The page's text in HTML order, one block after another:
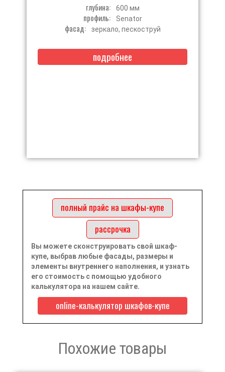
глубина: 600 мм
профиль: Senator
фасад: зеркало, пескоструй
подробнее
полный прайс на шкафы-купе
рассрочка
Вы можете сконструировать свой шкаф-
купе, выбрав любые фасады, размеры и
элементы внутреннего наполнения, и узнать
его стоимость с помощью удобного
калькулятора на нашем сайте.
online-калькулятор шкафов-купе
Похожие товары